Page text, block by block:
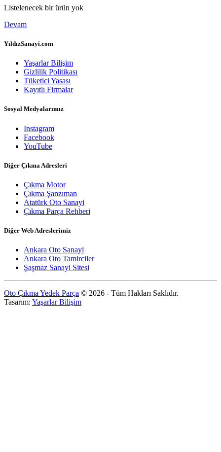
Listelenecek bir ürün yok
Devam
YıldızSanayi.com
Yaşarlar Bilişim
Gizlilik Politikası
Tüketici Yasası
Kayıtlı Firmalar
Sosyal Medyalarımız
Instagram
Facebook
YouTube
Diğer Çıkma Adresleri
Çıkma Motor
Çıkma Şanzıman
Atatürk Oto Sanayi
Çıkma Parça Rehberi
Diğer Web Adreslerimiz
Ankara Oto Sanayi
Ankara Oto Tamirciler
Şaşmaz Sanayi Sitesi
Oto Çıkma Yedek Parça © 2026 - Tüm Hakları Saklıdır.
Tasarım: Yaşarlar Bilişim